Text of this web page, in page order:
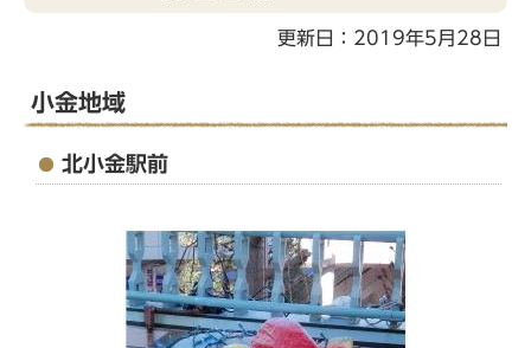
更新日：2019年5月28日
小金地域
北小金駅前